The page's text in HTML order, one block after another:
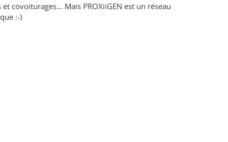
covoiturages... Mais PROXiiGEN est un réseau
:-)